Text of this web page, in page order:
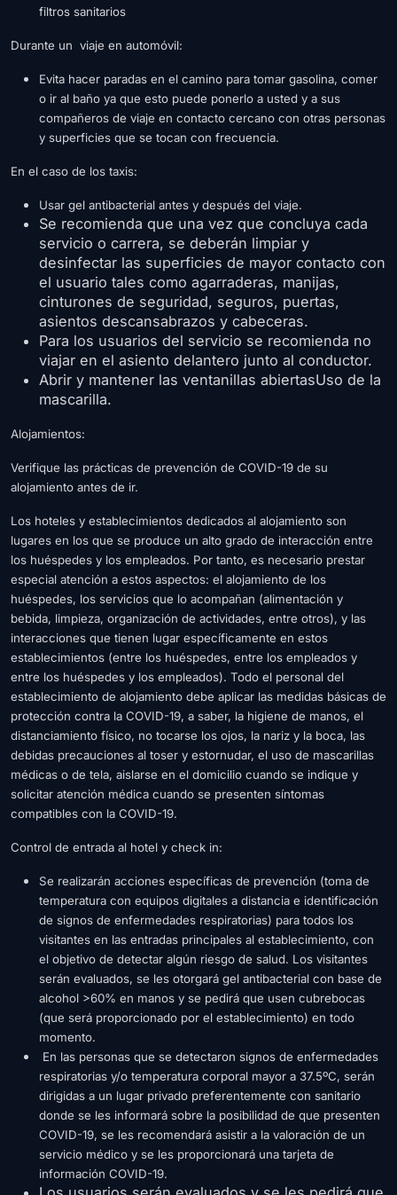
filtros sanitarios
Durante un viaje en automóvil:
Evita hacer paradas en el camino para tomar gasolina, comer
o ir al baño ya que esto puede ponerlo a usted y a sus
compañeros de viaje en contacto cercano con otras personas
y superficies que se tocan con frecuencia.
En el caso de los taxis:
Usar gel antibacterial antes y después del viaje.
Se recomienda que una vez que concluya cada
servicio o carrera, se deberán limpiar y
desinfectar las superficies de mayor contacto con
el usuario tales como agarraderas, manijas,
cinturones de seguridad, seguros, puertas,
asientos descansabrazos y cabeceras.
Para los usuarios del servicio se recomienda no
viajar en el asiento delantero junto al conductor.
Abrir y mantener las ventanillas abiertasUso de la
mascarilla.
Alojamientos:
Verifique las prácticas de prevención de COVID-19 de su
alojamiento antes de ir.
Los hoteles y establecimientos dedicados al alojamiento son
lugares en los que se produce un alto grado de interacción entre
los huéspedes y los empleados. Por tanto, es necesario prestar
especial atención a estos aspectos: el alojamiento de los
huéspedes, los servicios que lo acompañan (alimentación y
bebida, limpieza, organización de actividades, entre otros), y las
interacciones que tienen lugar específicamente en estos
establecimientos (entre los huéspedes, entre los empleados y
entre los huéspedes y los empleados). Todo el personal del
establecimiento de alojamiento debe aplicar las medidas básicas de
protección contra la COVID-19, a saber, la higiene de manos, el
distanciamiento físico, no tocarse los ojos, la nariz y la boca, las
debidas precauciones al toser y estornudar, el uso de mascarillas
médicas o de tela, aislarse en el domicilio cuando se indique y
solicitar atención médica cuando se presenten síntomas
compatibles con la COVID-19.
Control de entrada al hotel y check in:
Se realizarán acciones específicas de prevención (toma de
temperatura con equipos digitales a distancia e identificación
de signos de enfermedades respiratorias) para todos los
visitantes en las entradas principales al establecimiento, con
el objetivo de detectar algún riesgo de salud. Los visitantes
serán evaluados, se les otorgará gel antibacterial con base de
alcohol >60% en manos y se pedirá que usen cubrebocas
(que será proporcionado por el establecimiento) en todo
momento.
En las personas que se detectaron signos de enfermedades
respiratorias y/o temperatura corporal mayor a 37.5ºC, serán
dirigidas a un lugar privado preferentemente con sanitario
donde se les informará sobre la posibilidad de que presenten
COVID-19, se les recomendará asistir a la valoración de un
servicio médico y se les proporcionará una tarjeta de
información COVID-19.